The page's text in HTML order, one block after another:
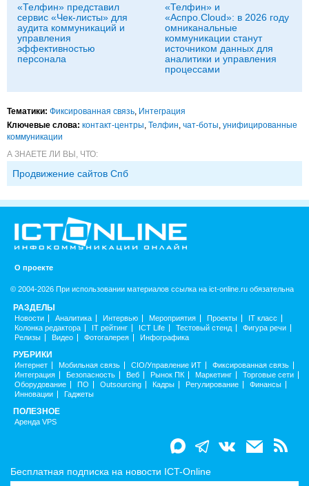
«Телфин» представил
сервис «Чек-листы» для
аудита коммуникаций и
управления
эффективностью
персонала
«Телфин» и
«Аспро.Cloud»: в 2026 году
омниканальные
коммуникации станут
источником данных для
аналитики и управления
процессами
Тематики: Фиксированная связь, Интеграция
Ключевые слова: контакт-центры, Телфин, чат-боты, унифицированные
коммуникации
А ЗНАЕТЕ ЛИ ВЫ, ЧТО:
Продвижение сайтов Спб
О проекте
© 2004-2026 При использовании материалов ссылка на ict-online.ru обязательна
РАЗДЕЛЫ
Новости Аналитика Интервью Мероприятия Проекты
IT класс
Колонка редактора
IT рейтинг ICT Life Тестовый стенд
Фигура речи
Релизы
Видео Фотогалерея Инфографика
РУБРИКИ
Интернет Мобильная связь CIO/Управление ИТ
Фиксированная связь
Интеграция
Безопасность Веб Рынок ПК Маркетинг
Торговые сети
Оборудование
ПО Outsourcing Кадры Регулирование
Финансы
Инновации
Гаджеты
ПОЛЕЗНОЕ
Аренда VPS
Бесплатная подписка на новости ICT-Online